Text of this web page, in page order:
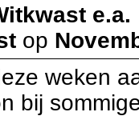
e.a.
op
weken
bij